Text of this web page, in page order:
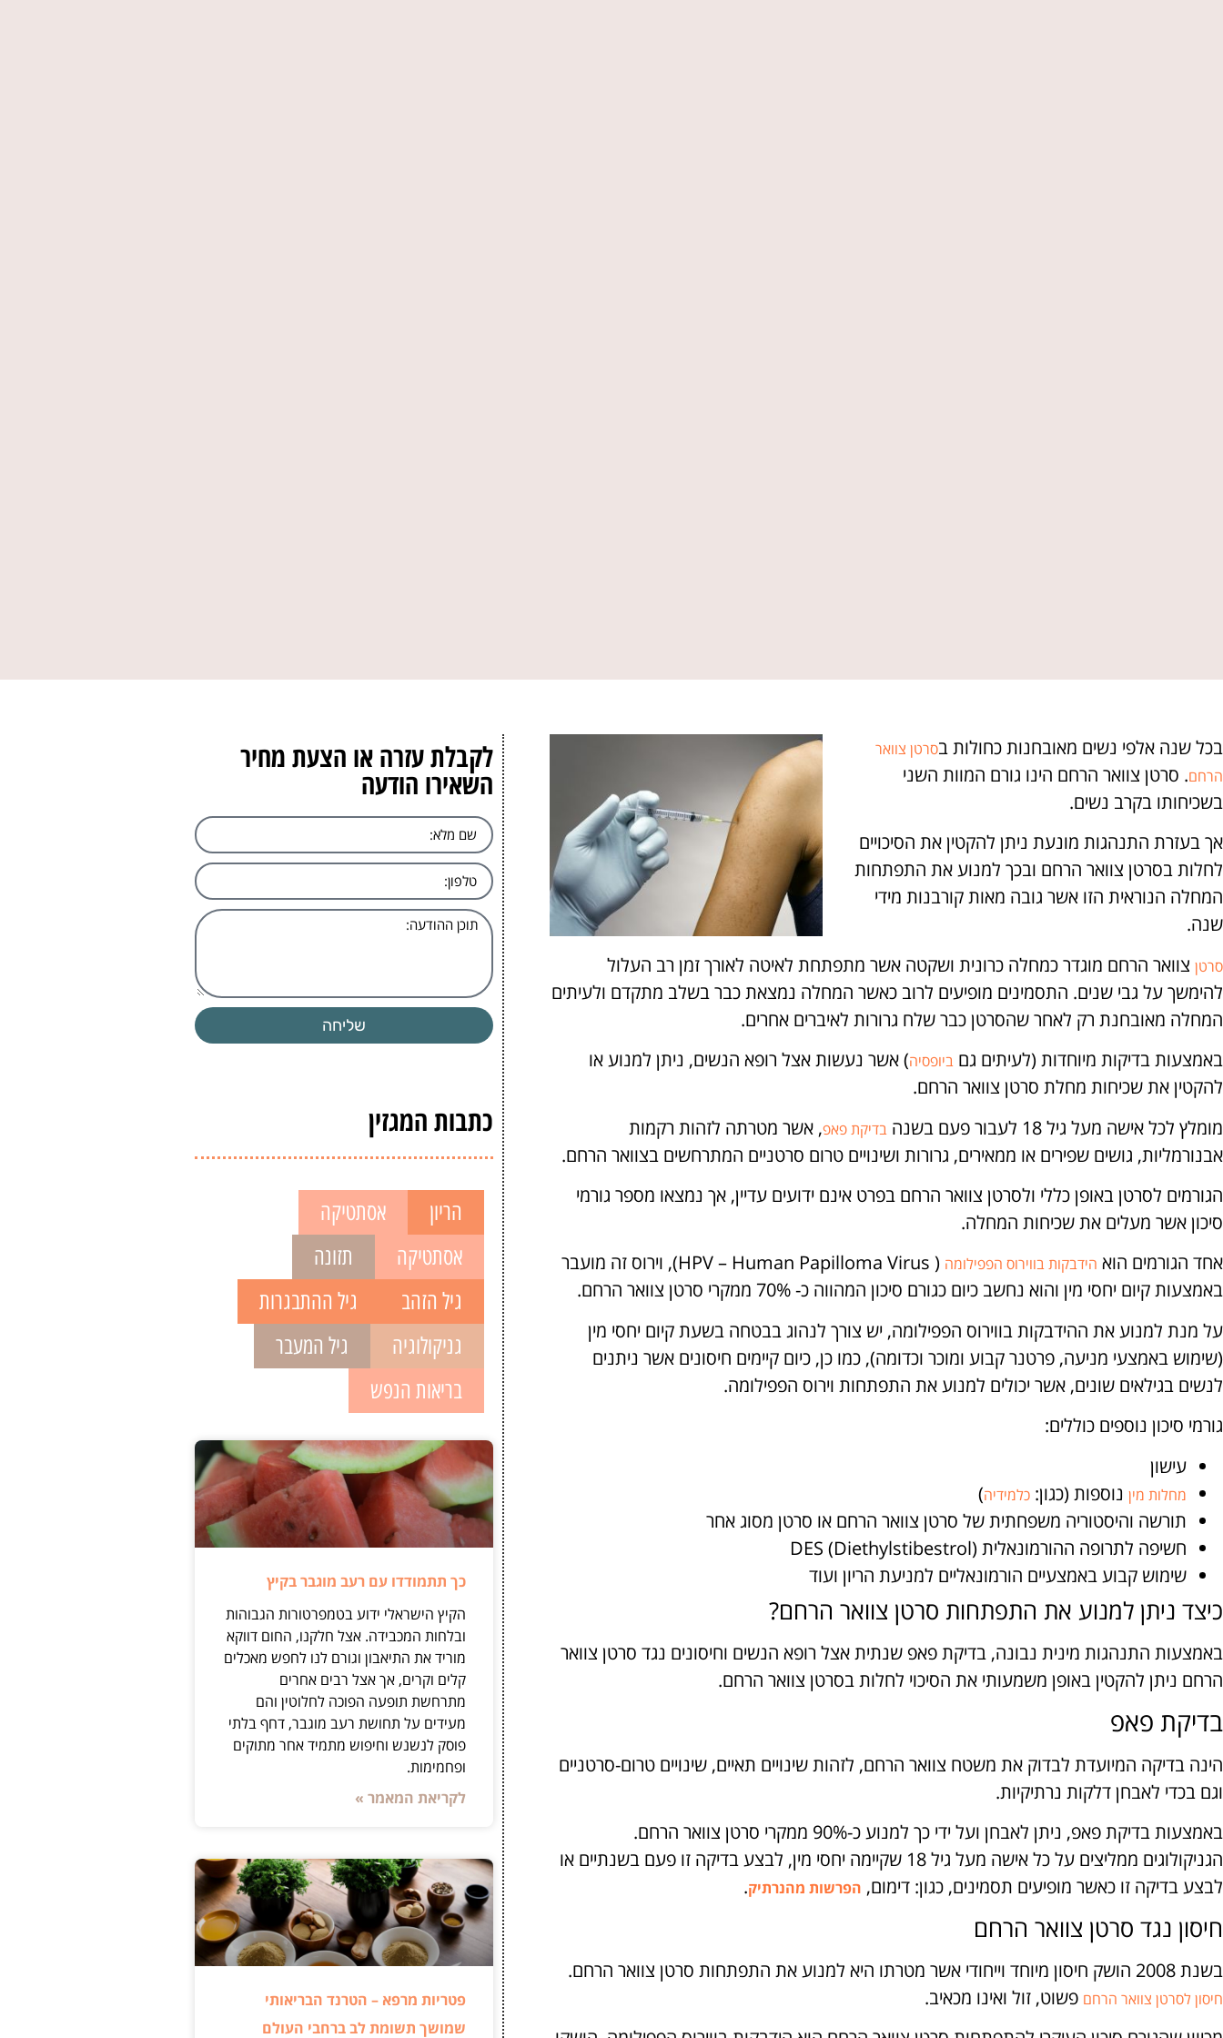
בכל שנה אלפי נשים מאובחנות כחולות בסרטן צוואר
הרחם. סרטן צוואר הרחם הינו גורם המוות השני
בשכיחותו בקרב נשים.
אך בעזרת התנהגות מונעת ניתן להקטין את הסיכויים
לחלות בסרטן צוואר הרחם ובכך למנוע את התפתחות
המחלה הנוראית הזו אשר גובה מאות קורבנות מידי
שנה.
סרטן צוואר הרחם מוגדר כמחלה כרונית ושקטה אשר מתפתחת לאיטה לאורך זמן רב העלול
להימשך על גבי שנים. התסמינים מופיעים לרוב כאשר המחלה נמצאת כבר בשלב מתקדם ולעיתים
המחלה מאובחנת רק לאחר שהסרטן כבר שלח גרורות לאיברים אחרים.
באמצעות בדיקות מיוחדות (לעיתים גם ביופסיה) אשר נעשות אצל רופא הנשים, ניתן למנוע או
להקטין את שכיחות מחלת סרטן צוואר הרחם.
מומלץ לכל אישה מעל גיל 18 לעבור פעם בשנה
בדיקת פאפ, אשר מטרתה לזהות רקמות
אבנורמליות, גושים שפירים או ממאירים, גרורות ושינויים טרום סרטניים המתרחשים בצוואר הרחם.
הגורמים לסרטן באופן כללי ולסרטן צוואר הרחם בפרט אינם ידועים עדיין, אך נמצאו מספר גורמי
סיכון אשר מעלים את שכיחות המחלה.
אחד הגורמים הוא הידבקות בווירוס הפפילומה
( HPV – Human Papilloma Virus), וירוס זה מועבר
באמצעות קיום יחסי מין והוא נחשב כיום כגורם סיכון המהווה כ- 70% ממקרי סרטן צוואר הרחם.
על מנת למנוע את ההידבקות בווירוס הפפילומה, יש צורך לנהוג בבטחה בשעת קיום יחסי מין
(שימוש באמצעי מניעה, פרטנר קבוע ומוכר וכדומה), כמו כן, כיום קיימים חיסונים אשר ניתנים
לנשים בגילאים שונים, אשר יכולים למנוע את התפתחות וירוס הפפילומה.
גורמי סיכון נוספים כוללים:
עישון
מחלות מין נוספות (כגון: כלמידיה)
תורשה והיסטוריה משפחתית של סרטן צוואר הרחם או סרטן מסוג אחר
חשיפה לתרופה ההורמונאלית DES (Diethylstibestrol)
שימוש קבוע באמצעיים הורמונאליים למניעת הריון ועוד
כיצד ניתן למנוע את התפתחות סרטן צוואר הרחם?
באמצעות התנהגות מינית נבונה, בדיקת פאפ שנתית אצל רופא הנשים וחיסונים נגד סרטן צוואר
הרחם ניתן להקטין באופן משמעותי את הסיכוי לחלות בסרטן צוואר הרחם.
בדיקת פאפ
הינה בדיקה המיועדת לבדוק את משטח צוואר הרחם, לזהות שינויים תאיים, שינויים טרום-סרטניים
וגם בכדי לאבחן דלקות נרתיקיות.
באמצעות בדיקת פאפ, ניתן לאבחן ועל ידי כך למנוע כ-90% ממקרי סרטן צוואר הרחם.
הגניקולוגים ממליצים על כל אישה מעל גיל 18 שקיימה יחסי מין, לבצע בדיקה זו פעם בשנתיים או
לבצע בדיקה זו כאשר מופיעים תסמינים, כגון: דימום, הפרשות מהנרתיק.
חיסון נגד סרטן צוואר הרחם
בשנת 2008 הושק חיסון מיוחד וייחודי אשר מטרתו היא למנוע את התפתחות סרטן צוואר הרחם.
חיסון לסרטן צוואר הרחם פשוט, זול ואינו מכאיב.
לקבלת עזרה או הצעת מחיר
השאירו הודעה
שליחה
כתבות המגזין
הריון
אסתטיקה
אסתטיקה
תזונה
גיל הזהב
גיל ההתבגרות
גניקולוגיה
גיל המעבר
בריאות הנפש
כך תתמודדו עם רעב מוגבר בקיץ
הקיץ הישראלי ידוע בטמפרטורות הגבוהות
ובלחות המכבידה. אצל חלקנו, החום דווקא
מוריד את התיאבון וגורם לנו לחפש מאכלים
קלים וקרים, אך אצל רבים אחרים
מתרחשת תופעה הפוכה לחלוטין והם
מעידים על תחושת רעב מוגבר, דחף בלתי
פוסק לנשנש וחיפוש מתמיד אחר מתוקים
ופחמימות.
לקריאת המאמר »
פטריות מרפא – הטרנד הבריאותי
שמושך תשומת לב ברחבי העולם